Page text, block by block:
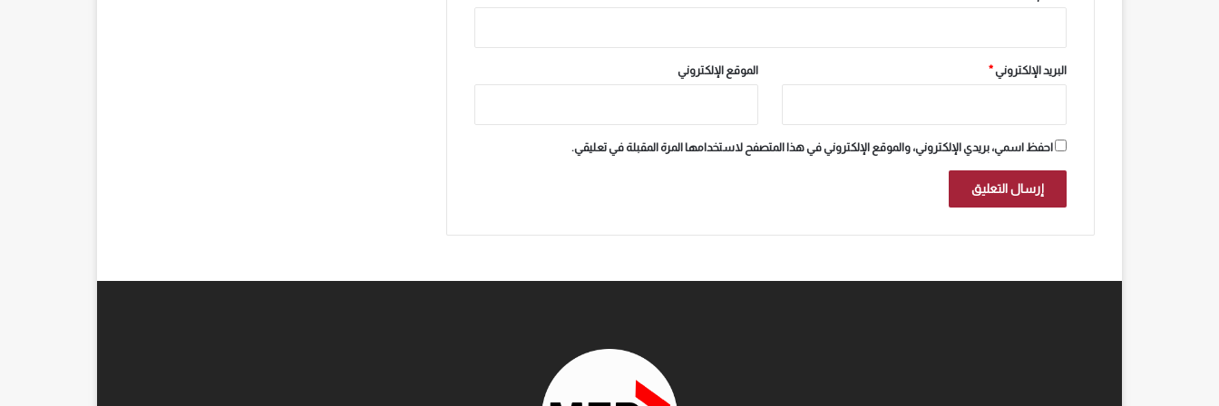
البريد الإلكتروني* الموقع الإلكتروني
احفظ اسمي، بريدي الإلكتروني، والموقع الإلكتروني في هذا المتصفح لاستخدامها المرة المقبلة في تعليقي.